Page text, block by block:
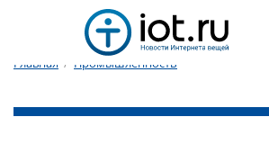
Главная / Промышленность